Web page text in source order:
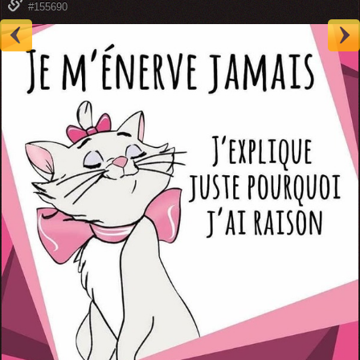
#155690